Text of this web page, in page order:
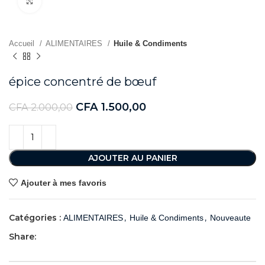
Accueil ALIMENTAIRES Huile & Condiments
épice concentré de bœuf
CFA2.000,00 CFA 1.500,00
AJOUTER AU PANIER
Ajouter à mes favoris
Catégories : ALIMENTAIRES, Huile & Condiments, Nouveaute
Share: